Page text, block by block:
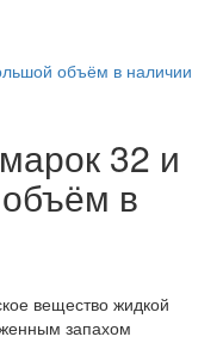
объём в наличии
32 и
в
вещество жидкой
запахом